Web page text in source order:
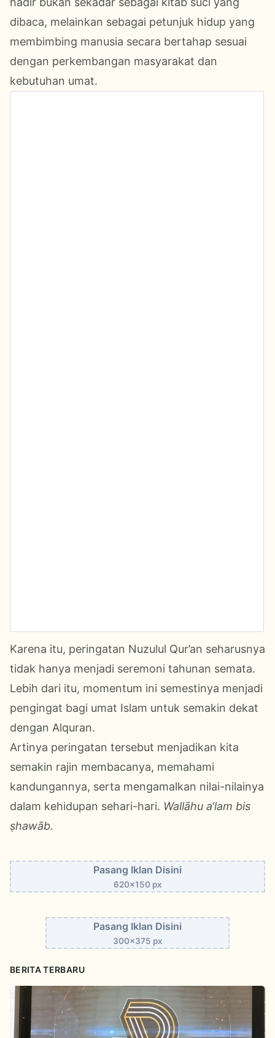
dibaca, melainkan sebagai petunjuk hidup yang
membimbing manusia secara bertahap sesuai
dengan perkembangan masyarakat dan
kebutuhan umat.
Karena itu, peringatan Nuzulul Qur’an seharusnya
tidak hanya menjadi seremoni tahunan semata.
Lebih dari itu, momentum ini semestinya menjadi
pengingat bagi umat Islam untuk semakin dekat
dengan Alquran.
Artinya peringatan tersebut menjadikan kita
semakin rajin membacanya, memahami
kandungannya, serta mengamalkan nilai-nilainya
dalam kehidupan sehari-hari. Wallāhu a‘lam bis
ṣhawāb.
Pasang Iklan Disini
620x150 px
Pasang Iklan Disini
300x375 px
BERITA TERBARU